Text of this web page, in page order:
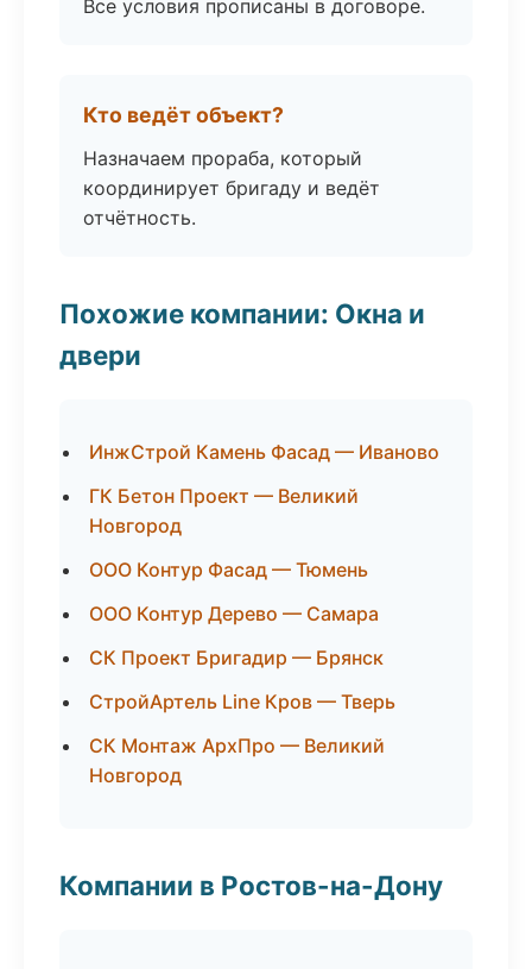
Все условия прописаны в договоре.
Кто ведёт объект?
Назначаем прораба, который
координирует бригаду и ведёт
отчётность.
Похожие компании: Окна и
двери
ИнжСтрой Камень Фасад — Иваново
ГК Бетон Проект — Великий
Новгород
ООО Контур Фасад — Тюмень
ООО Контур Дерево — Самара
СК Проект Бригадир — Брянск
СтройАртель Line Кров — Тверь
СК Монтаж АрхПро — Великий
Новгород
Компании в Ростов-на-Дону